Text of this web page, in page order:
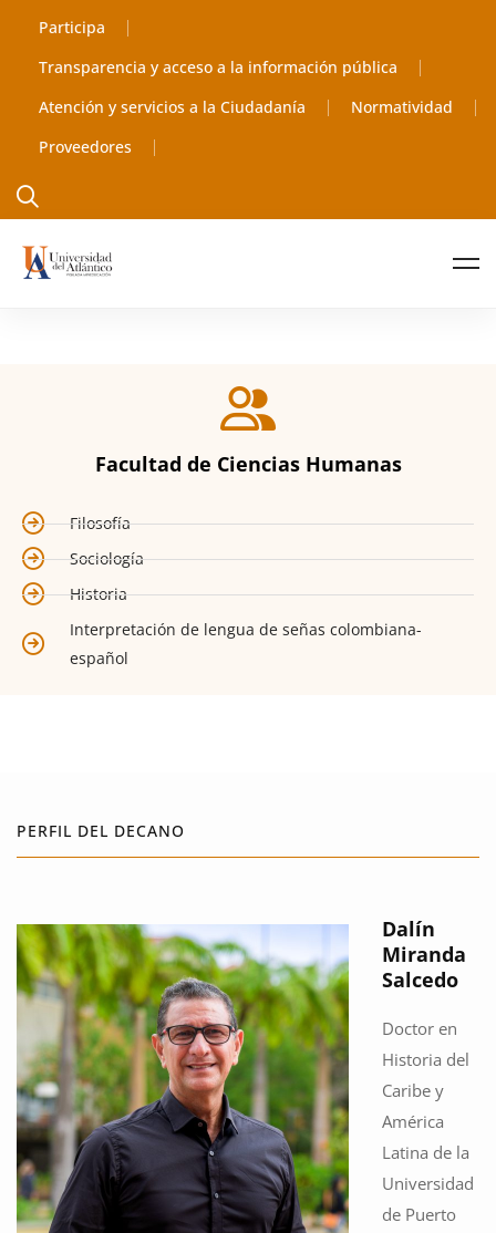
contenido
Participa
Transparencia y acceso a la información pública
Atención y servicios a la Ciudadanía
Normatividad
Proveedores
Facultad de Ciencias Humanas
Filosofía
Sociología
Historia
Interpretación de lengua de señas colombiana-
español
PERFIL DEL DECANO
Dalín
Miranda
Salcedo
Doctor en
Historia del
Caribe y
América
Latina de la
Universidad
de Puerto